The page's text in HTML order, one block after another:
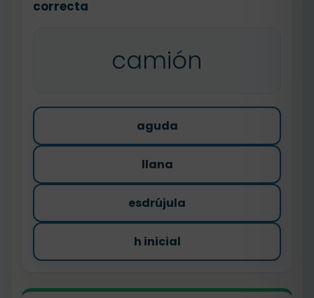
correcta
camión
aguda
llana
esdrújula
h inicial